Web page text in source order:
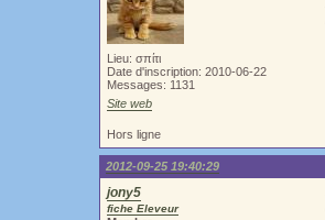
Lieu: σπίτι
Date d'inscription: 2010-06-22
Messages: 1131
Site web
Hors ligne
2012-09-25 19:40:29
jony5
fiche Eleveur